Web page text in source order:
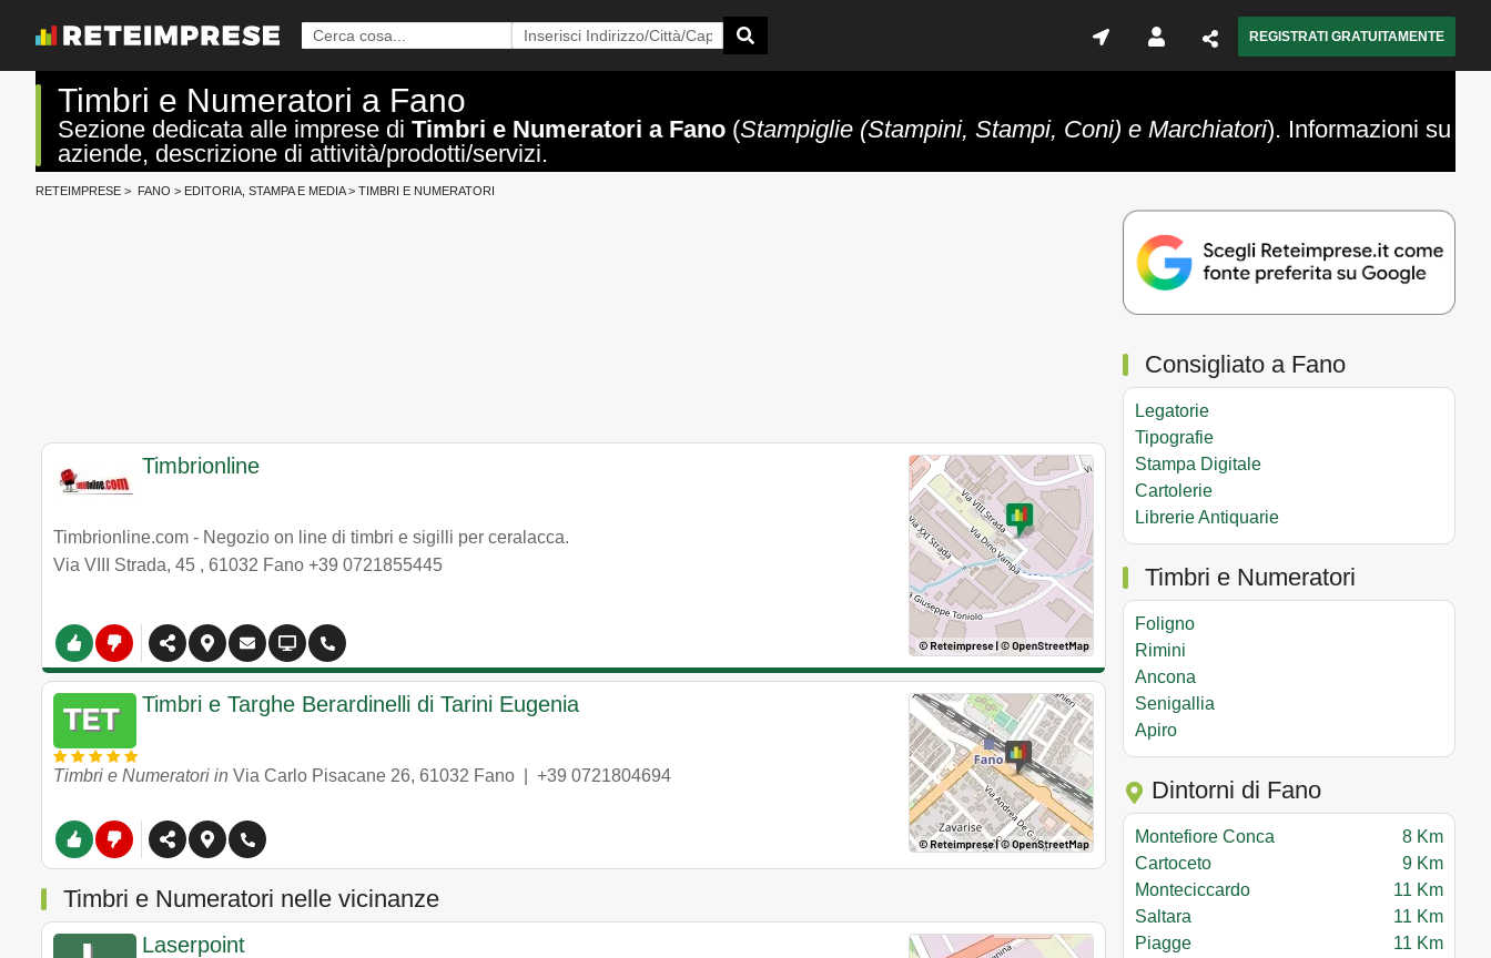
REGISTRATI GRATUITAMENTE
Timbri e Numeratori a Fano
Sezione dedicata alle imprese di Timbri e Numeratori a Fano (Stampiglie (Stampini, Stampi, Coni) e Marchiatori). Informazioni su
aziende, descrizione di attività/prodotti/servizi.
RETEIMPRESE > FANO > EDITORIA, STAMPA E MEDIA> TIMBRI E NUMERATORI
Timbrionline
Timbrionline.com - Negozio on line di timbri e sigilli per ceralacca.
Via VIII Strada, 45 , 61032 Fano +39 0721855445
Timbri e Targhe Berardinelli di Tarini Eugenia
Timbri e Numeratori in Via Carlo Pisacane 26, 61032 Fano +39 0721804694
Timbri e Numeratori nelle vicinanze
Laserpoint
Consigliato a Fano
Legatorie
Tipografie
Stampa Digitale
Cartolerie
Librerie Antiquarie
Timbri e Numeratori
Foligno
Rimini
Ancona
Senigallia
Apiro
Dintorni di Fano
Montefiore Conca
8 Km
Cartoceto
9 Km
Monteciccardo
11 Km
Saltara
11 Km
Piagge
11 Km